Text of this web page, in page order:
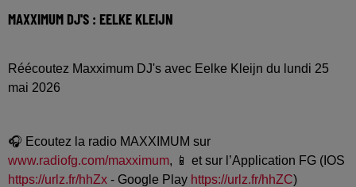
MAXXIMUM DJ'S : EELKE KLEIJN
Réécoutez Maxximum DJ's avec Eelke Kleijn du lundi 25
mai 2026
🎧 Ecoutez la radio MAXXIMUM sur
www.radiofg.com/maxximum, 📱 et sur l’Application FG (IOS
https://urlz.fr/hhZx - Google Play https://urlz.fr/hhZC)